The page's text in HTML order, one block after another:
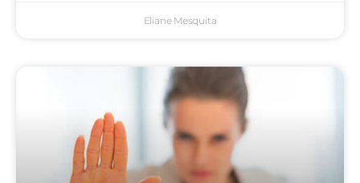
Eliane Mesquita